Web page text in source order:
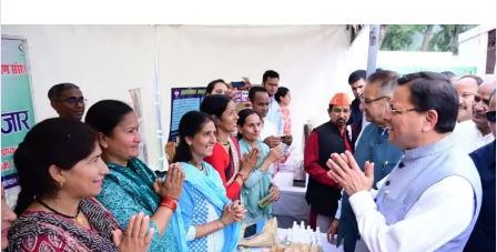
n
e
m
a
i
l